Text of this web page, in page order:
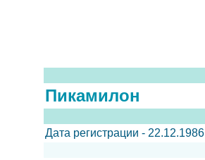
Пикамилон
Дата регистрации - 22.12.1986